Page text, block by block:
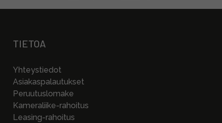
TIETOA
Yhteystiedot
Asiakaspalautukset
Peruutuslomake
Kameraliike-rahoitus
Leasing-rahoitus